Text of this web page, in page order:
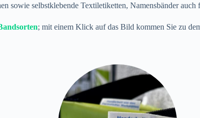
sowie selbstklebende Textiletiketten, Namensbänder
; mit einem Klick auf das Bild kommen Sie zu